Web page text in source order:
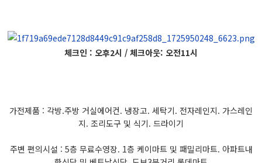
체크인 : 오후2시 / 체크아웃: 오전11시
가전제품 : 각방.주방 거실에어컨. 냉장고. 세탁기. 전자레인지. 가스레인
지. 조리도구 및 식기. 드라이기
주변 편의시설 : 5층 무료수영장. 1층 케이마트 및 패밀리마트. 아파트내